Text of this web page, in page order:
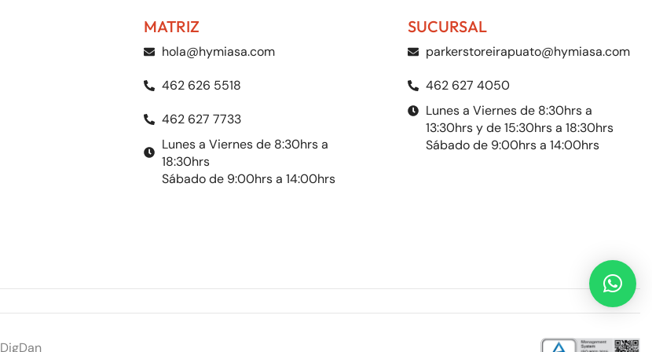
MATRIZ
hola@hymiasa.com
462 626 5518
462 627 7733
Lunes a Viernes de 8:30hrs a
18:30hrs
Sábado de 9:00hrs a 14:00hrs
SUCURSAL
parkerstoreirapuato@hymiasa.com
462 627 4050
Lunes a Viernes de 8:30hrs a
13:30hrs y de 15:30hrs a 18:30hrs
Sábado de 9:00hrs a 14:00hrs
DigDan